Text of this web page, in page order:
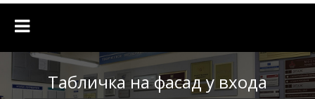
Табличка на фасад у входа